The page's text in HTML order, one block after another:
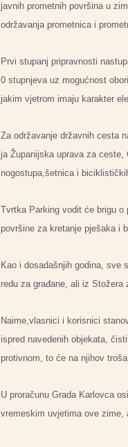
javnih prometnih površina u
održavanja prometnica i
Prvi stupanj pripravnosti
0 stupnjeva uz mogućnost
jakim vjetrom imaju karakter
Za održavanje državnih cesta
ja Županijska uprava za
nogostupa,šetnica i
Tvrtka Parking vodit će brigu
površine za kretanje pješaka i
Kao i dosadašnjih godina, sve
redu za građane, ali iz
Naime,vlasnici i korisnici
ispred navedenih objekata,
protivnom, to će na njihov
U proračunu Grada Karlovca
vremeskim uvjetima ove zime,